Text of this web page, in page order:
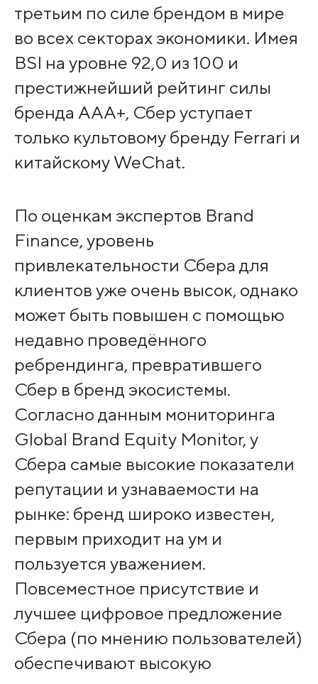
третьим по силе брендом в мире
во всех секторах экономики. Имея
BSI на уровне 92,0 из 100 и
престижнейший рейтинг силы
бренда AAA+, Сбер уступает
только культовому бренду Ferrari и
китайскому WeChat.
По оценкам экспертов Brand
Finance, уровень
привлекательности Сбера для
клиентов уже очень высок, однако
может быть повышен с помощью
недавно проведённого
ребрендинга, превратившего
Сбер в бренд экосистемы.
Согласно данным мониторинга
Global Brand Equity Monitor, у
Сбера самые высокие показатели
репутации и узнаваемости на
рынке: бренд широко известен,
первым приходит на ум и
пользуется уважением.
Повсеместное присутствие и
лучшее цифровое предложение
Сбера (по мнению пользователей)
обеспечивают высокую